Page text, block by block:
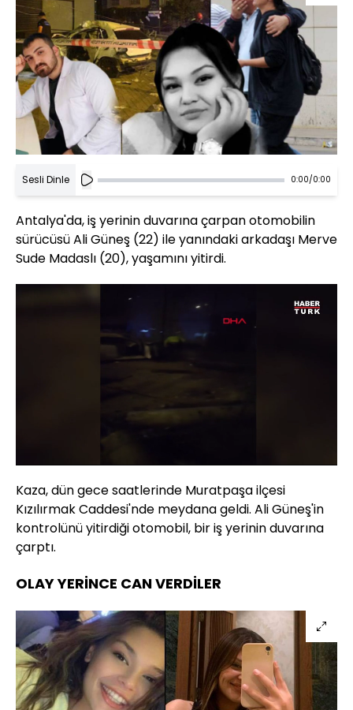
Sesli Dinle 0:00/0:00
Antalya'da, iş yerinin duvarına çarpan otomobilin
sürücüsü Ali Güneş (22) ile yanındaki arkadaşı Merve
Sude Madaslı (20), yaşamını yitirdi.
Aç
Hızı
Kaza, dün gece saatlerinde Muratpaşa ilçesi
Kızılırmak Caddesi'nde meydana geldi. Ali Güneş'in
kontrolünü yitirdiği otomobil, bir iş yerinin duvarına
çarptı.
OLAY YERİNCE CAN VERDİLER